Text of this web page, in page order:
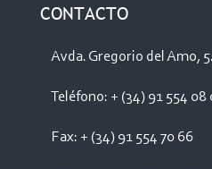
CONTACTO
Avda. Gregorio del Amo,
Teléfono: + (34) 91 554 08
Fax: + (34) 91 554 70 66